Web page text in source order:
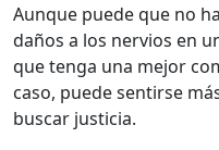
Aunque puede que no
daños a los nervios en
que tenga una mejor
caso, puede sentirse
buscar justicia.